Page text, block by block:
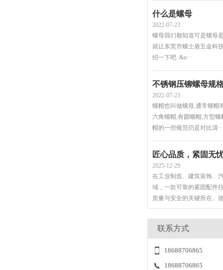
螺母我们都知道可是螺母
就让东莞市螺士盾五金科
绍一下吧 &n···
螺帽也叫做螺母,通常螺帽
六角螺帽,有圆螺帽,方型螺
帽的一些规范仍是对比清
在工业制造、建筑装饰、
域，一款可靠的紧固配件
质量与安全的关键所在。
嵌入螺母厂家存在
2022-11-02
嵌入螺母厂家的基本纲领
是活下来，长久活下来，
企业一定是好企业，这个
联系方式
18688706865
18688706865